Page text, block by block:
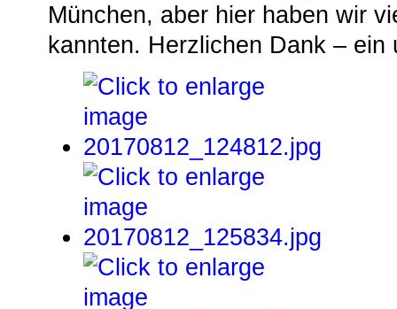
München, aber hier haben wir
kannten. Herzlichen Dank –